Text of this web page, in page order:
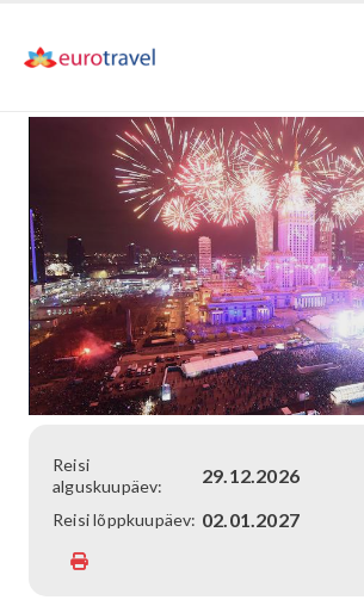
Reisi
alguskuupäev:
29.12.2026
Reisi lõppkuupäev: 02.01.2027